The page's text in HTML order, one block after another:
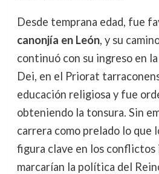
Desde temprana edad, fue
canonjía en León, y su
continuó con su ingreso en
Dei, en el Priorat
educación religiosa y fue
obteniendo la tonsura. Sin
carrera como prelado lo que
figura clave en los conflictos
marcarían la política del